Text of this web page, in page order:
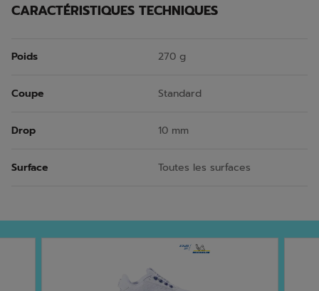
CARACTÉRISTIQUES TECHNIQUES
Poids 270 g
Coupe Standard
Drop 10 mm
Surface Toutes les surfaces